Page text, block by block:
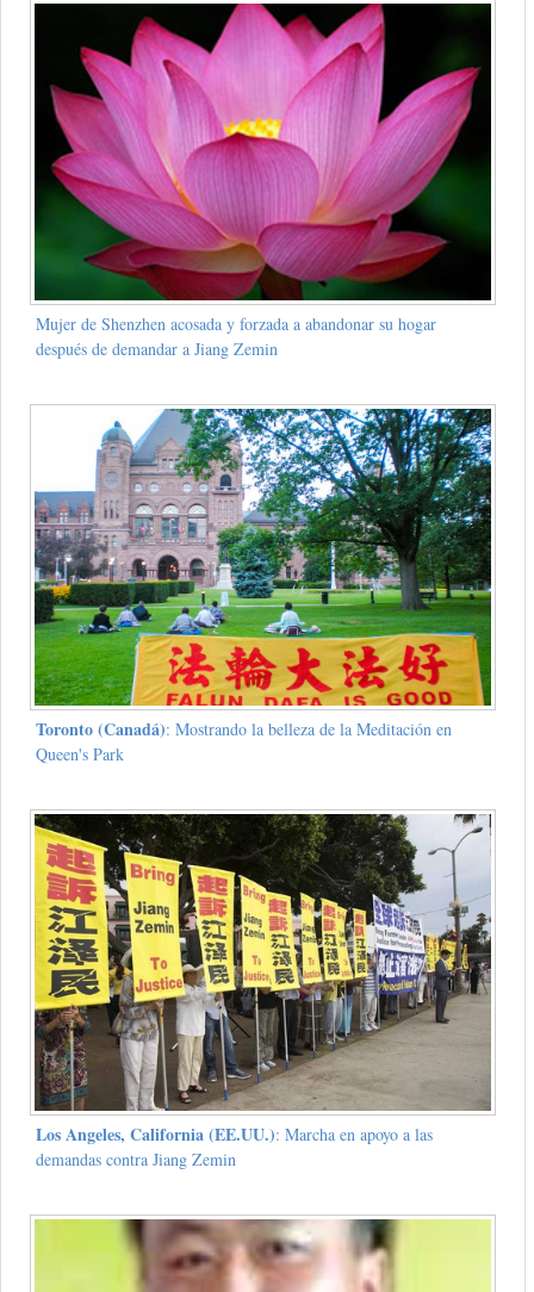
Mujer de Shenzhen acosada y forzada a abandonar su hogar
después de demandar a Jiang Zemin
Toronto (Canadá): Mostrando la belleza de la Meditación en
Queen's Park
Los Angeles, California (EE.UU.): Marcha en apoyo a las
demandas contra Jiang Zemin